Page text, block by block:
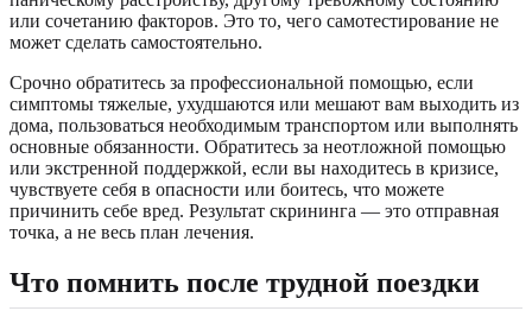
или сочетанию факторов. Это то, чего самотестирование не
может сделать самостоятельно.
Срочно обратитесь за профессиональной помощью, если
симптомы тяжелые, ухудшаются или мешают вам выходить из
дома, пользоваться необходимым транспортом или выполнять
основные обязанности. Обратитесь за неотложной помощью
или экстренной поддержкой, если вы находитесь в кризисе,
чувствуете себя в опасности или боитесь, что можете
причинить себе вред. Результат скрининга — это отправная
точка, а не весь план лечения.
Что помнить после трудной поездки